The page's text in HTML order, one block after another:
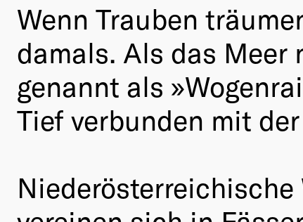
Wenn Trauben
damals. Als das Meer
genannt als
Tief verbunden mit